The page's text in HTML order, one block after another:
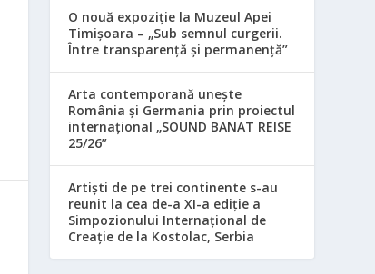
O nouă expoziție la Muzeul Apei
Timișoara – „Sub semnul curgerii.
Între transparență și permanență”
Arta contemporană unește
România și Germania prin proiectul
internațional „SOUND BANAT REISE
25/26”
Artiști de pe trei continente s-au
reunit la cea de-a XI-a ediție a
Simpozionului Internațional de
Creație de la Kostolac, Serbia